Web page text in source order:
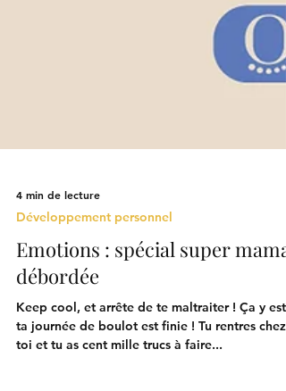
4 min de lecture
Développement personnel
Emotions : spécial super
débordée
Keep cool, et arrête de te maltraiter ! Ça y est,
ta journée de boulot est finie ! Tu rentres chez